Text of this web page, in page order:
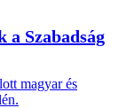
Szabadság
magyar és